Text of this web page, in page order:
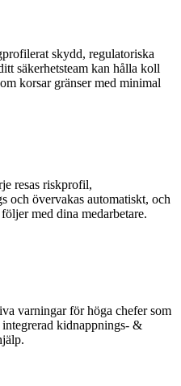
skydd, regulatoriska
säkerhetsteam kan hålla koll
korsar gränser med minimal
resas riskprofil,
och övervakas automatiskt, och
med dina medarbetare.
varningar för höga chefer som
kidnappnings- &